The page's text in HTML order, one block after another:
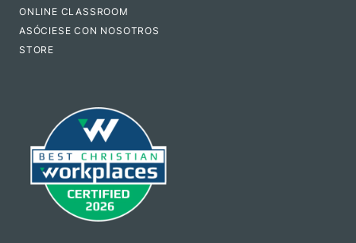
ONLINE CLASSROOM
ASÓCIESE CON NOSOTROS
STORE